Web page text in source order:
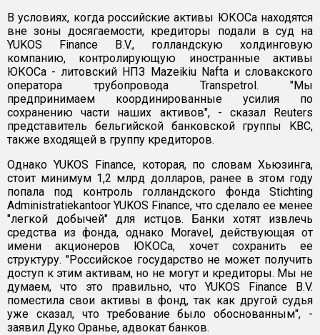
В условиях, когда российские активы ЮКОСа находятся
вне зоны досягаемости, кредиторы подали в суд на
YUKOS Finance B.V., голландскую холдинговую
компанию, контролирующую иностранные активы
ЮКОСа - литовский НПЗ Mazeikiu Nafta и словакского
оператора трубопровода Transpetrol. "Мы
предпринимаем координированные усилия по
сохранению части наших активов", - сказал Reuters
представитель бельгийской банковской группы KBC,
также входящей в группу кредиторов.
Однако YUKOS Finance, которая, по словам Хьюзинга,
стоит минимум 1,2 млрд долларов, ранее в этом году
попала под контроль голландского фонда Stichting
Administratiekantoor YUKOS Finance, что сделало ее менее
"легкой добычей" для истцов. Банки хотят извлечь
средства из фонда, однако Moravel, действующая от
имени акционеров ЮКОСа, хочет сохранить ее
структуру. "Российское государство не может получить
доступ к этим активам, но не могут и кредиторы. Мы не
думаем, что это правильно, что YUKOS Finance B.V.
поместила свои активы в фонд, так как другой судья
уже сказал, что требование было обоснованным", -
заявил Дуко Оранье, адвокат банков.